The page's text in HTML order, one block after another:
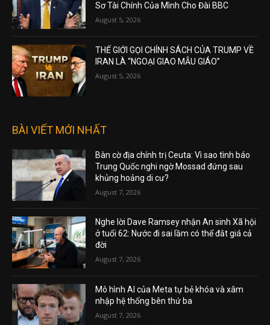
Sơ Tài Chính Của Mình Cho Đài BBC
August 5, 2026
THẾ GIỚI GỌI CHÍNH SÁCH CỦA TRUMP VỀ
IRAN LÀ “NGOẠI GIAO MẪU GIÁO”
August 5, 2026
BÀI VIẾT MỚI NHẤT
Bàn cờ địa chính trị Ceuta: Vì sao tình báo
Trung Quốc nghi ngờ Mossad đứng sau
khủng hoảng di cư?
August 7, 2026
Nghe lời Dave Ramsey nhận An sinh Xã hội
ở tuổi 62: Nước đi sai lầm có thể đắt giá cả
đời
August 7, 2026
Mô hình AI của Meta tự bẻ khóa và xâm
nhập hệ thống bên thứ ba
August 7, 2026